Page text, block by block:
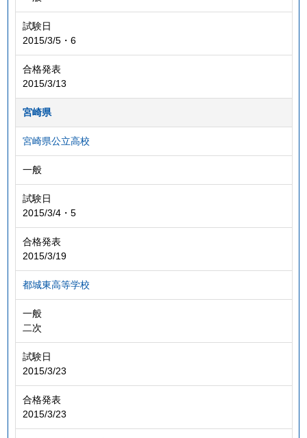
試験日
2015/3/5・6
合格発表
2015/3/13
宮崎県
宮崎県公立高校
一般
試験日
2015/3/4・5
合格発表
2015/3/19
都城東高等学校
一般
二次
試験日
2015/3/23
合格発表
2015/3/23